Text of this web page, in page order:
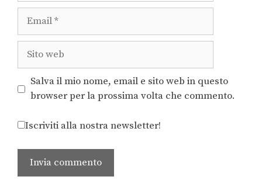
Salva il mio nome, email e sito web in questo
browser per la prossima volta che commento.
Iscriviti alla nostra newsletter!